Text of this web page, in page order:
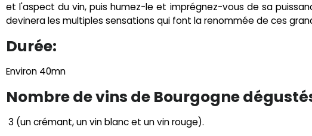
et l'aspect du vin, puis humez-le et imprégnez-vous de sa
devinera les multiples sensations qui font la renommée de ces
Durée:
Environ 40mn
Nombre de vins de Bourgogne
3 (un crémant, un vin blanc et un vin rouge).